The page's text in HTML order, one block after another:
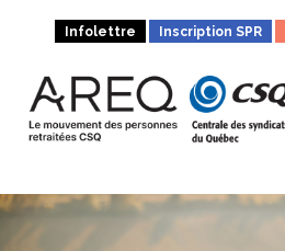
Infolettre Inscription SPR